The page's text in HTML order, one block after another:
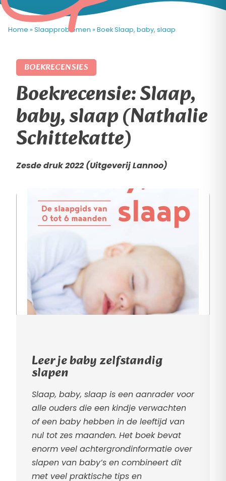
Home » Slaapproblemen » Boek Slaap, baby, slaap
BOEKRECENSIES
Boekrecensie: Slaap,
baby, slaap (Nathalie
Schittekatte)
Zesde druk 2022 (Uitgeverij Lannoo)
Leer je baby zelfstandig
slapen
Slaap, baby, slaap is een aanrader voor
alle ouders die een kindje verwachten
of een baby hebben in de leeftijd van
nul tot zes maanden. Het boek bevat
enorm veel achtergrondinformatie over
slapen van baby’s en combineert dit
met veel praktische tips en